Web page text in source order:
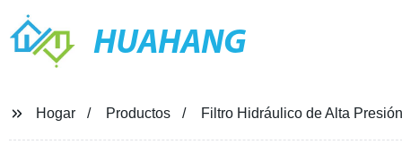
HUAHANG
Hogar Productos Filtro Hidráulico de Alta